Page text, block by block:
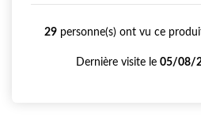
29 personne(s) ont vu ce
Dernière visite le 05/08/